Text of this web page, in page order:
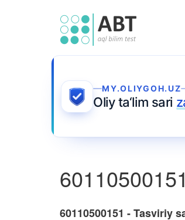
MY.OLIYGOH.UZ
Oliy ta‘lim sari
60110500151 - Tasviriy